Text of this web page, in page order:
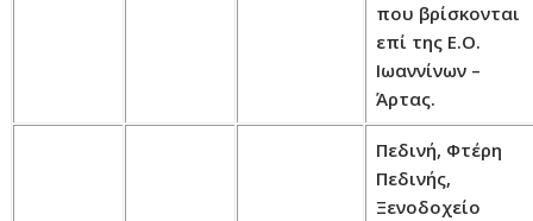
που βρίσκονται
επί της Ε.Ο.
Ιωαννίνων –
Άρτας.
Πεδινή, Φτέρη
Πεδινής,
Ξενοδοχείο